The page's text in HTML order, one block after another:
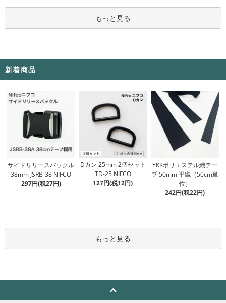
もっと見る
新着商品
サイドリリースバックル
38mm JSRB-38 NIFCO
297円(税27円)
Dカン 25mm 2個セット
TD-25 NIFCO
127円(税12円)
YKKポリエステル織テー
プ 50mm 平織（50cm単
位）
242円(税22円)
もっと見る